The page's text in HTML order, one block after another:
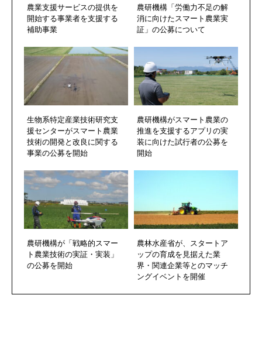
農業支援サービスの提供を
開始する事業者を支援する
補助事業
農研機構「労働力不足の解
消に向けたスマート農業実
証」の公募について
生物系特定産業技術研究支
援センターがスマート農業
技術の開発と改良に関する
事業の公募を開始
農研機構がスマート農業の
推進を支援するアプリの実
装に向けた試行者の公募を
開始
農研機構が「戦略的スマー
ト農業技術の実証・実装」
の公募を開始
農林水産省が、スタートア
ップの育成を見据えた業
界・関連企業等とのマッチ
ングイベントを開催